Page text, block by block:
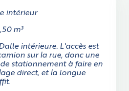
intérieur
m³
intérieure. L'accès est
sur la rue, donc une
stationnement à faire en
direct, et la longue